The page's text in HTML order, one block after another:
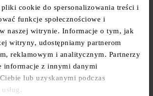
cookie do spersonalizowania treści i
funkcje społecznościowe i
naszej witrynie. Informacje o tym, jak
witryny, udostępniamy partnerom
reklamowym i analitycznym. Partnerzy
informacje z innymi danymi
lub uzyskanymi podczas